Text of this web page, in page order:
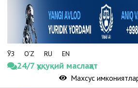
ЎЗ O‘Z RU EN
24/7 ҳуқуқий маслаҳат
Махсус